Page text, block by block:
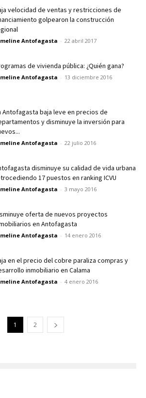
velocidad de ventas y restricciones de
golpearon la construcción
Antofagasta - 22 abril 2017
de vivienda pública: ¿Quién gana?
Antofagasta - 13 diciembre 2016
Antofagasta baja leve en precios de
y disminuye la inversión para
Antofagasta - 22 julio 2016
disminuye su calidad de vida urbana
17 puestos en ranking ICVU
Antofagasta - 3 mayo 2016
oferta de nuevos proyectos
en Antofagasta
Antofagasta - 14 enero 2016
en el precio del cobre paraliza compras y
inmobiliario en Calama
Antofagasta - 4 enero 2016
1 2